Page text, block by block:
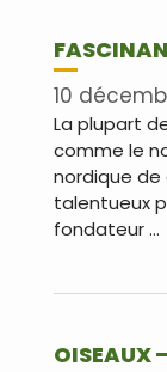
10
La plupart
comme le
nordique de
talentueux
fondateur …
OISEAUX